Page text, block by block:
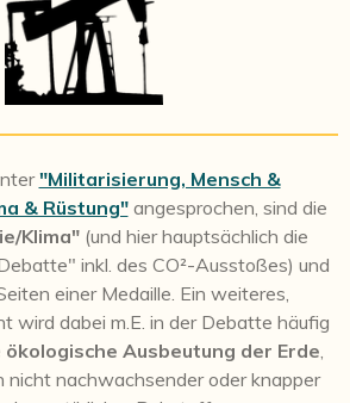
"Militarisierung, Mensch &
& Rüstung"angesprochen, sind die
Klima"(und hier hauptsächlich die
inkl. des CO²-Ausstoßes) und
einer Medaille. Ein weiteres,
wird dabei m.E. in der Debatte häufig
ökologische Ausbeutung der Erde
nicht nachwachsender oder knapper